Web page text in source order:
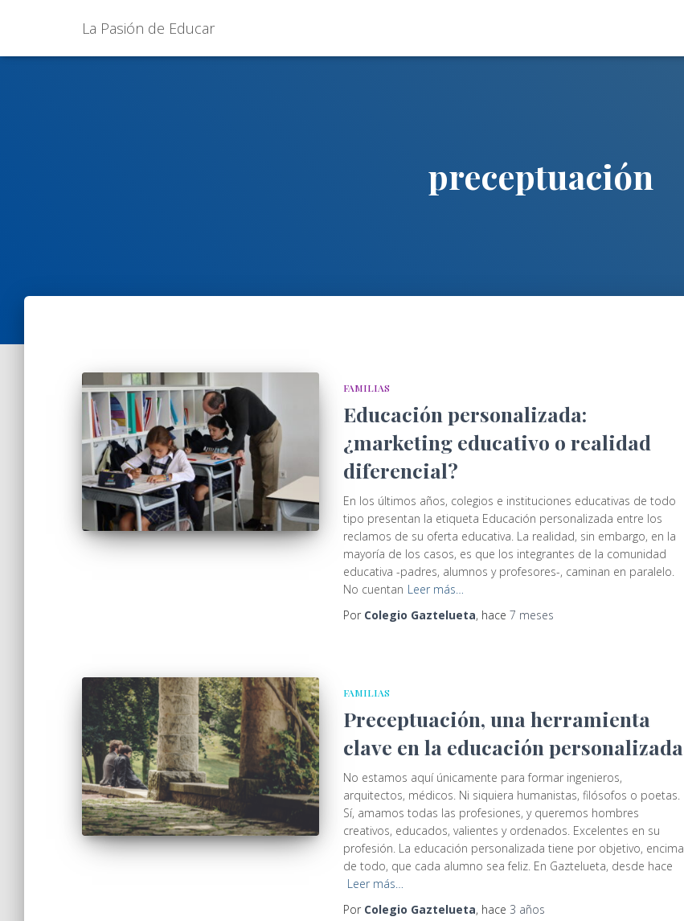
La Pasión de Educar
preceptuación
FAMILIAS
Educación personalizada:
¿marketing educativo o realidad
diferencial?
En los últimos años, colegios e instituciones educativas de todo
tipo presentan la etiqueta Educación personalizada entre los
reclamos de su oferta educativa. La realidad, sin embargo, en la
mayoría de los casos, es que los integrantes de la comunidad
educativa -padres, alumnos y profesores-, caminan en paralelo.
No cuentan Leer más…
Por Colegio Gaztelueta, hace 7 meses
FAMILIAS
Preceptuación, una herramienta
clave en la educación personalizada
No estamos aquí únicamente para formar ingenieros,
arquitectos, médicos. Ni siquiera humanistas, filósofos o poetas.
Sí, amamos todas las profesiones, y queremos hombres
creativos, educados, valientes y ordenados. Excelentes en su
profesión. La educación personalizada tiene por objetivo, encima
de todo, que cada alumno sea feliz. En Gaztelueta, desde hace
Leer más…
Por Colegio Gaztelueta, hace 3 años